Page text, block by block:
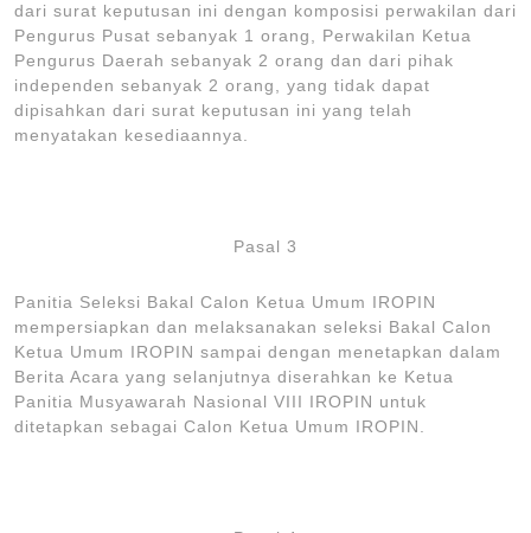
dari surat keputusan ini dengan komposisi perwakilan dari
Pengurus Pusat sebanyak 1 orang, Perwakilan Ketua
Pengurus Daerah sebanyak 2 orang dan dari pihak
independen sebanyak 2 orang, yang tidak dapat
dipisahkan dari surat keputusan ini yang telah
menyatakan kesediaannya.
Pasal 3
Panitia Seleksi Bakal Calon Ketua Umum IROPIN
mempersiapkan dan melaksanakan seleksi Bakal Calon
Ketua Umum IROPIN sampai dengan menetapkan dalam
Berita Acara yang selanjutnya diserahkan ke Ketua
Panitia Musyawarah Nasional VIII IROPIN untuk
ditetapkan sebagai Calon Ketua Umum IROPIN.